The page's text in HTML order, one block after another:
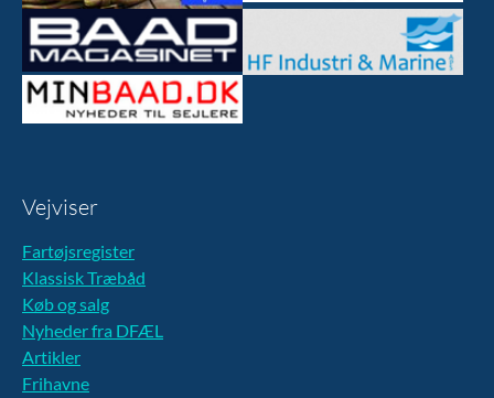
Vejviser
Fartøjsregister
Klassisk Træbåd
Køb og salg
Nyheder fra DFÆL
Artikler
Frihavne